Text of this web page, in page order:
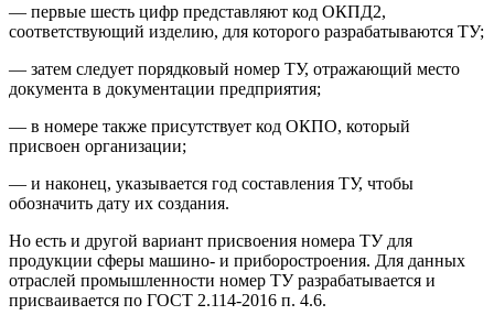
— первые шесть цифр представляют код ОКПД2,
соответствующий изделию, для которого разрабатываются ТУ;
— затем следует порядковый номер ТУ, отражающий место
документа в документации предприятия;
— в номере также присутствует код ОКПО, который
присвоен организации;
— и наконец, указывается год составления ТУ, чтобы
обозначить дату их создания.
Но есть и другой вариант присвоения номера ТУ для
продукции сферы машино- и приборостроения. Для данных
отраслей промышленности номер ТУ разрабатывается и
присваивается по ГОСТ 2.114-2016 п. 4.6.